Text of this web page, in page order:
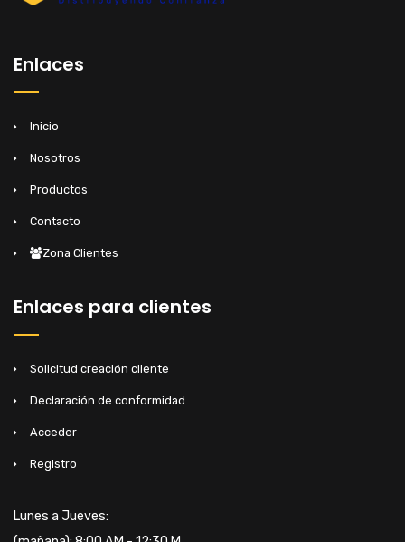
Enlaces
Inicio
Nosotros
Productos
Contacto
Zona Clientes
Enlaces para clientes
Solicitud creación cliente
Declaración de conformidad
Acceder
Registro
Lunes a Jueves: